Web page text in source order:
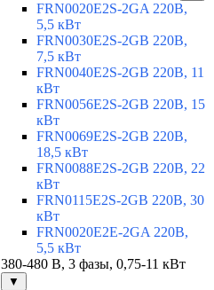
FRN0020E2S-2GA 220В,
5,5 кВт
FRN0030E2S-2GB 220В,
7,5 кВт
FRN0040E2S-2GB 220В, 11
кВт
FRN0056E2S-2GB 220В, 15
кВт
FRN0069E2S-2GB 220В,
18,5 кВт
FRN0088E2S-2GB 220В, 22
кВт
FRN0115E2S-2GB 220В, 30
кВт
FRN0020E2E-2GA 220В,
5,5 кВт
380-480 В, 3 фазы, 0,75-11 кВт
▼